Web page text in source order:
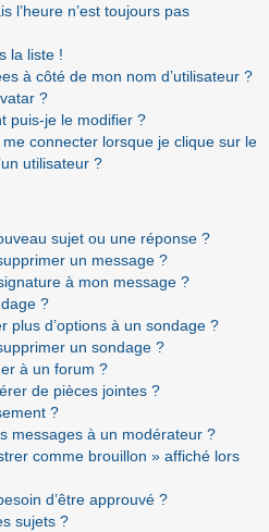
l’heure n’est toujours pas
la liste !
à côté de mon nom d’utilisateur ?
?
puis-je le modifier ?
connecter lorsque je clique sur le
utilisateur ?
sujet ou une réponse ?
un message ?
à mon message ?
?
plus d’options à un sondage ?
un sondage ?
à un forum ?
de pièces jointes ?
?
messages à un modérateur ?
comme brouillon » affiché lors
d’être approuvé ?
sujets ?